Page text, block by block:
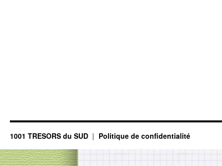
1001 TRESORS du SUD Politique de confidentialité